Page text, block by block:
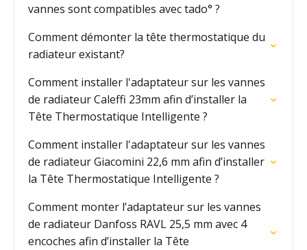
vannes sont compatibles avec tado° ?
Comment démonter la tête thermostatique du
radiateur existant?
Comment installer l'adaptateur sur les vannes
de radiateur Caleffi 23mm afin d’installer la
Tête Thermostatique Intelligente ?
Comment installer l'adaptateur sur les vannes
de radiateur Giacomini 22,6 mm afin d’installer
la Tête Thermostatique Intelligente ?
Comment monter l’adaptateur sur les vannes
de radiateur Danfoss RAVL 25,5 mm avec 4
encoches afin d’installer la Tête